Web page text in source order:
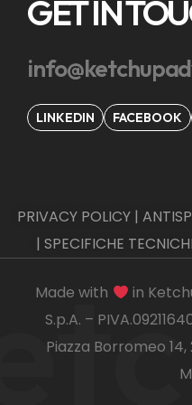
GET IN
LINKEDIN FACEBOOK
PRIVACY POLICY|
| SPECIFICHE
Made with
in
S.p.A. –
Piazza Borromeo 14,